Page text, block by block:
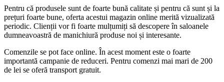
Pentru că produsele sunt de foarte bună calitate și pentru că sunt și la
prețuri foarte bune, oferta acestui magazin online merită vizualizată
periodic. Clienții vor fi foarte mulțumiți să descopere în saloanele
dumneavoastră de manichiură produse noi și interesante.
Comenzile se pot face online. În acest moment este o foarte
importantă campanie de reduceri. Pentru comenzi mai mari de 200
de lei se oferă transport gratuit.